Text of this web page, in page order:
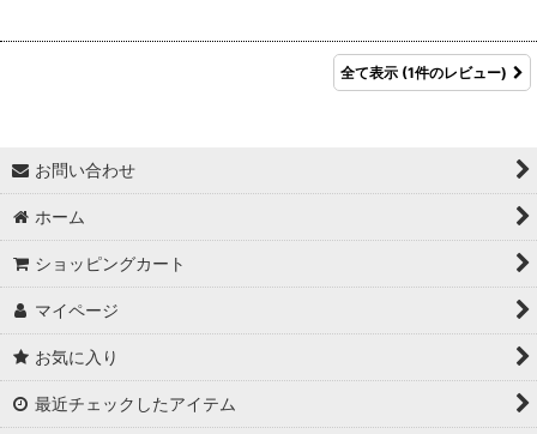
全て表示 (1件のレビュー)
お問い合わせ
ホーム
ショッピングカート
マイページ
お気に入り
最近チェックしたアイテム